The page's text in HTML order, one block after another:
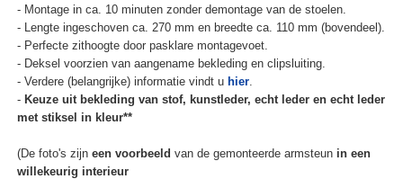
- Montage in ca. 10 minuten zonder demontage van de stoelen.
- Lengte ingeschoven ca. 270 mm en breedte ca. 110 mm (bovendeel).
- Perfecte zithoogte door pasklare montagevoet.
- Deksel voorzien van aangename bekleding en clipsluiting.
- Verdere (belangrijke) informatie vindt u hier.
- Keuze uit bekleding van stof, kunstleder, echt leder en echt leder
met stiksel in kleur**
(De foto's zijn een voorbeeld van de gemonteerde armsteun in een
willekeurig interieur